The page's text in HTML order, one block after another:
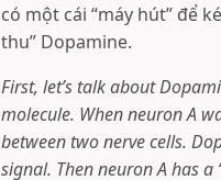
có một cái “máy hút” để
thu” Dopamine.
First, let’s talk about
molecule. When neuron A
between two nerve cells.
signal. Then neuron A has